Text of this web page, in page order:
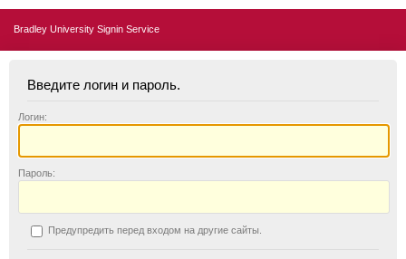
Bradley University Signin Service
Введите логин и пароль.
Логин:
Пароль:
Предупредить перед входом на другие сайты.